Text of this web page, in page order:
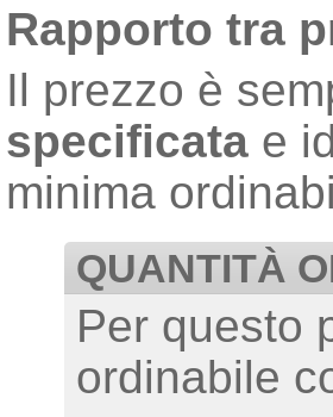
Rapporto tra
Il prezzo è
specificata e
minima
QUANTITÀ
Per questo
ordinabile